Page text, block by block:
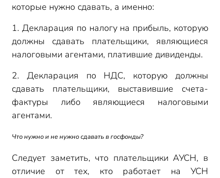
которые нужно сдавать, а именно:
1. Декларация по налогу на прибыль, которую
должны сдавать плательщики, являющиеся
налоговыми агентами, платившие дивиденды.
2. Декларация по НДС, которую должны
сдавать плательщики, выставившие счета-
фактуры либо являющиеся налоговыми
агентами.
Что нужно и не нужно сдавать в госфонды?
Следует заметить, что плательщики АУСН, в
отличие от тех, кто работает на УСН